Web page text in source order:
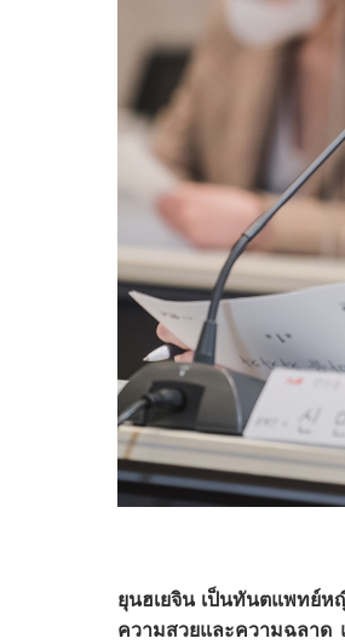
ยุนฮเยจิน เป็นทันตแพทย์ห
ความสวยและความฉลาด